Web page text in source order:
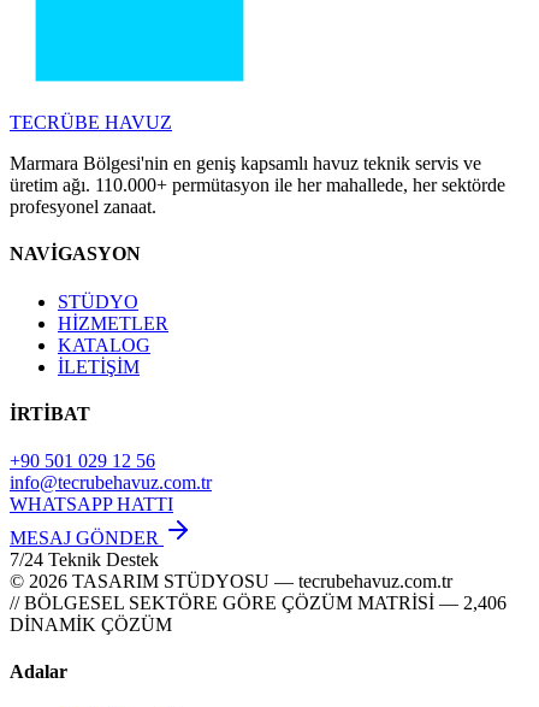
TECRÜBE HAVUZ
Marmara Bölgesi'nin en geniş kapsamlı havuz teknik servis ve
üretim ağı. 110.000+ permütasyon ile her mahallede, her sektörde
profesyonel zanaat.
NAVİGASYON
STÜDYO
HİZMETLER
KATALOG
İLETİŞİM
İRTİBAT
+90 501 029 12 56
info@tecrubehavuz.com.tr
WHATSAPP HATTI
MESAJ GÖNDER
7/24 Teknik Destek
© 2026 TASARIM STÜDYOSU — tecrubehavuz.com.tr
// BÖLGESEL SEKTÖRE GÖRE ÇÖZÜM MATRİSİ — 2,406
DİNAMİK ÇÖZÜM
Adalar